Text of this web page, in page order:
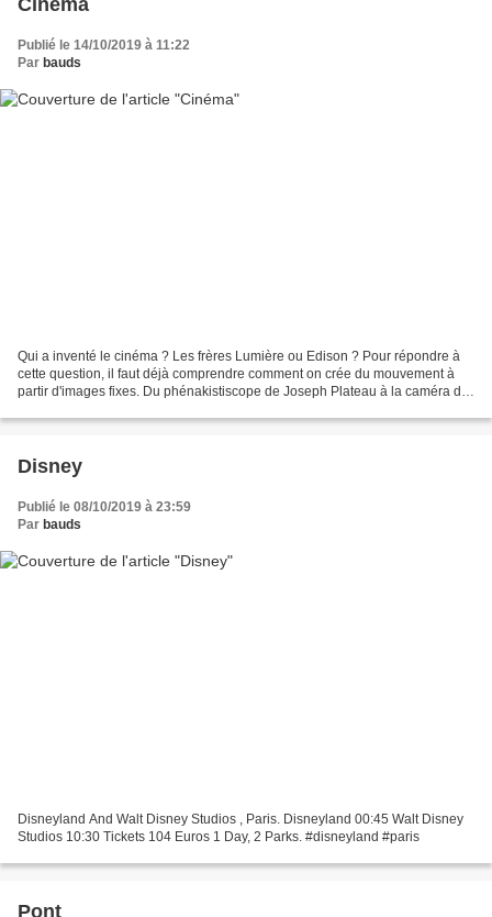
Publié le 14/10/2019 à 11:22
Par bauds
Qui a inventé le cinéma ? Les frères Lumière ou Edison ? Pour répondre à
cette question, il faut déjà comprendre comment on crée du mouvement à
partir d'images fixes. Du phénakistiscope de Joseph Plateau à la caméra de
Disney
Publié le 08/10/2019 à 23:59
Par bauds
Disneyland And Walt Disney Studios , Paris. Disneyland 00:45 Walt Disney
Studios 10:30 Tickets 104 Euros 1 Day, 2 Parks. #disneyland #paris
Pont